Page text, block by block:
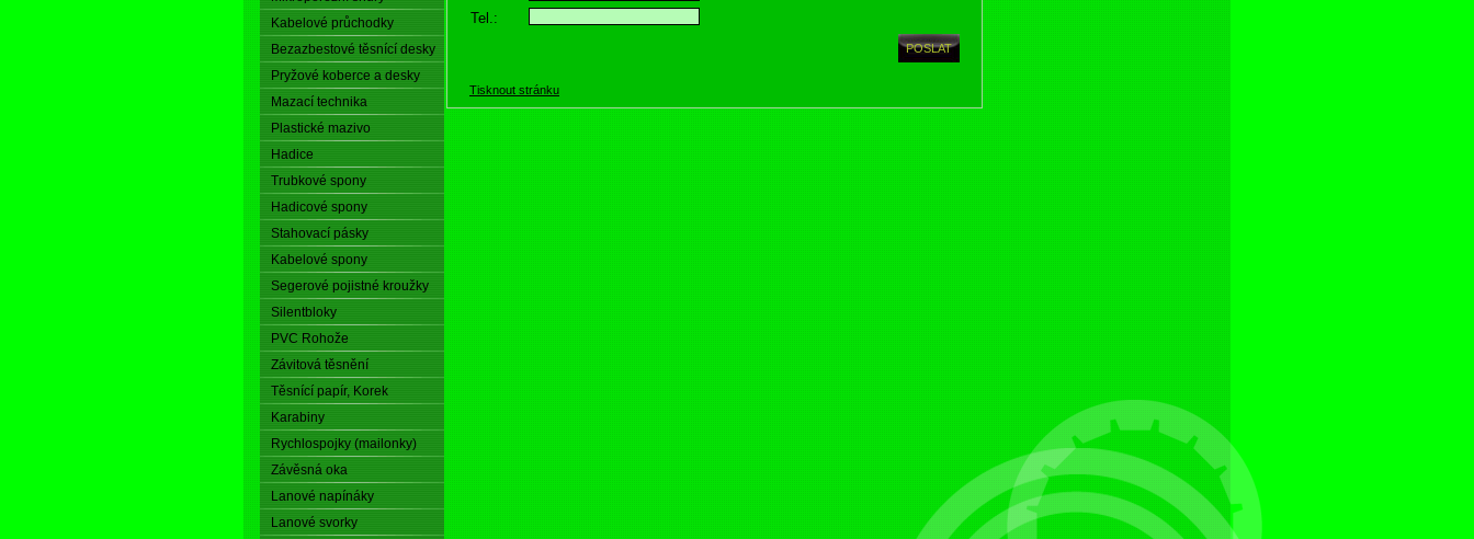
Kabelové průchodky
Bezazbestové těsnící desky
Pryžové koberce a desky
Mazací technika
Plastické mazivo
Hadice
Trubkové spony
Hadicové spony
Stahovací pásky
Kabelové spony
Segerové pojistné kroužky
Silentbloky
PVC Rohože
Závitová těsnění
Těsnící papír, Korek
Karabiny
Rychlospojky (mailonky)
Závěsná oka
Lanové napínáky
Lanové svorky
Tel.:
Tisknout stránku